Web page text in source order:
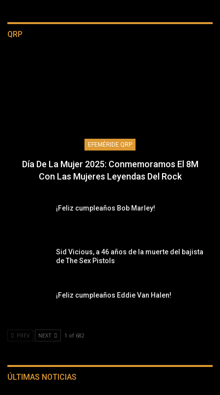
QRP
EFEMÉRIDE QRP
Día De La Mujer 2025: Conmemoramos El 8M
Con Las Mujeres Leyendas Del Rock
¡Feliz cumpleaños Bob Marley!
Sid Vicious, a 46 años de la muerte del bajista
de The Sex Pistols
¡Feliz cumpleaños Eddie Van Halen!
PREV NEXT 1 of 682
ÚLTIMAS NOTICIAS